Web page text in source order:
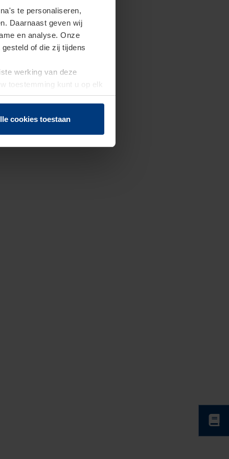
te personaliseren,
Daarnaast geven wij
en analyse. Onze
of die zij tijdens
werking van deze
toestemming kunt u op elk
herroepen.
cookies toestaan